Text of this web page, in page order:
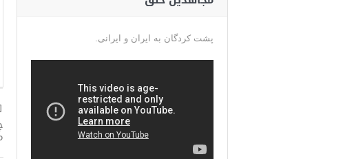
پشت کردگان به ایران و ایرانی.